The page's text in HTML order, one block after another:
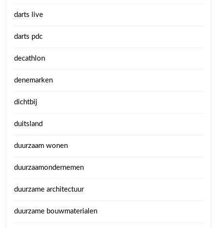
darts live
darts pdc
decathlon
denemarken
dichtbij
duitsland
duurzaam wonen
duurzaamondernemen
duurzame architectuur
duurzame bouwmaterialen